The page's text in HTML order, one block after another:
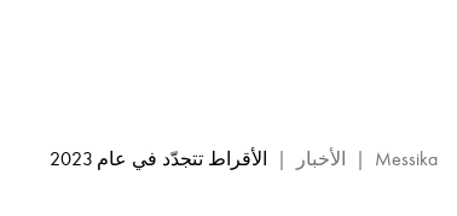
Messika
| الأخبار | الأقراط تتجدّد في عام 2023